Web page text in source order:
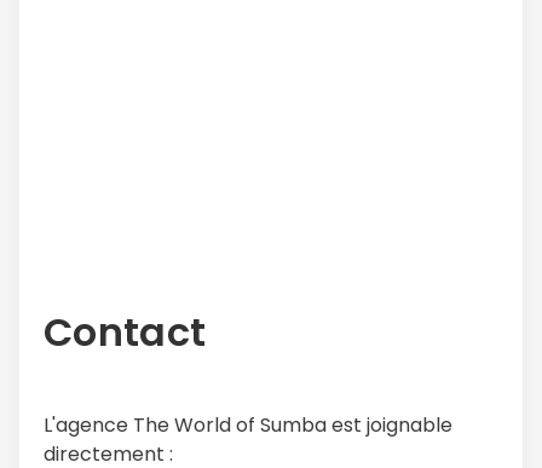
Contact
L'agence The World of Sumba est joignable
directement :